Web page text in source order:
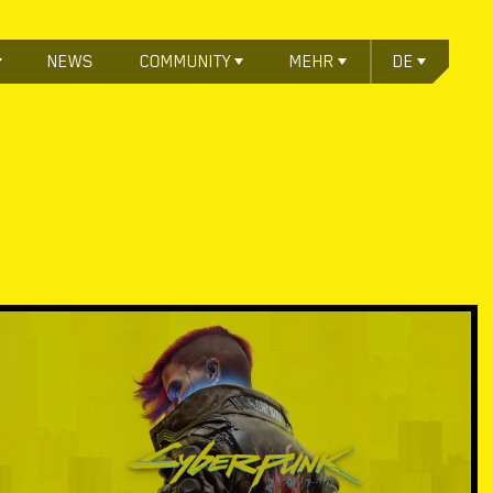
NEWS COMMUNITY MEHR DE